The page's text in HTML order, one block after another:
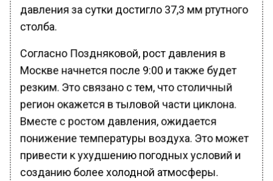
давления за сутки достигло 37,3 мм ртутного
столба.
Согласно Поздняковой, рост давления в
Москве начнется после 9:00 и также будет
резким. Это связано с тем, что столичный
регион окажется в тыловой части циклона.
Вместе с ростом давления, ожидается
понижение температуры воздуха. Это может
привести к ухудшению погодных условий и
созданию более холодной атмосферы.